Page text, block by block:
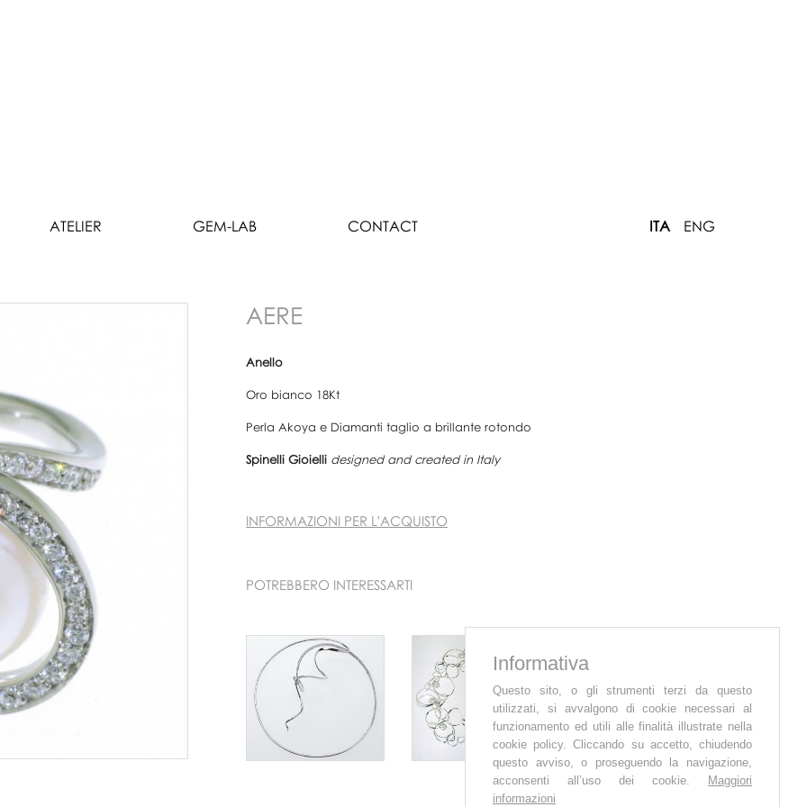
ATELIER GEM-LAB CONTACT ITA ENG
AERE
Anello
Oro bianco 18Kt
Perla Akoya e Diamanti taglio a brillante rotondo
Spinelli Gioielli designed and created in Italy
INFORMAZIONI PER L'ACQUISTO
POTREBBERO INTERESSARTI
Informativa
Questo sito, o gli strumenti terzi da questo
utilizzati, si avvalgono di cookie necessari al
funzionamento ed utili alle finalità illustrate nella
cookie policy. Cliccando su accetto, chiudendo
questo avviso, o proseguendo la navigazione,
acconsenti all’uso dei cookie.
Maggiori
informazioni